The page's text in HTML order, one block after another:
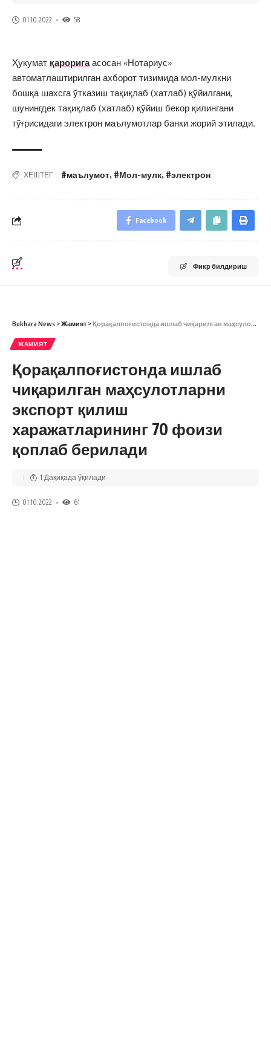
01.10.2022 58
Ҳукумат қароригаасосан «Нотариус»
автоматлаштирилган ахборот тизимида мол-мулкни
бошқа шахсга ўтказиш тақиқлаб (хатлаб) қўйилгани,
шунингдек тақиқлаб (хатлаб) қўйиш бекор қилингани
тўғрисидаги электрон маълумотлар банки жорий этилади.
ХЕШТЕГ: #маълумот, #Мол-мулк, #электрон
Facebook
Фикр билдириш
Bukhara News >Жамият >Қорақалпоғистонда ишлаб чиқарилган маҳсулотларни экспорт қилиш харажатларининг 70 фоизи қоплаб берилади
ЖАМИЯТ
Қорақалпоғистонда ишлаб
чиқарилган маҳсулотларни
экспорт қилиш
харажатларининг 70 фоизи
қоплаб берилади
01.10.2022 61
1 Дақиқада ўқилади